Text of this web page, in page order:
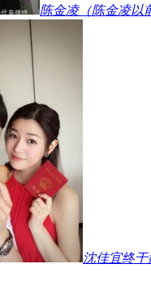
陈金凌（陈金凌以
沈佳宜终